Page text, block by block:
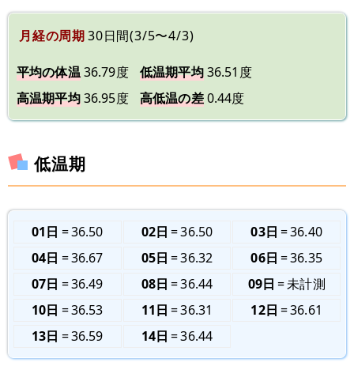
月経の周期30日間(3/5〜4/3)
平均の体温36.79度 低温期平均36.51度
高温期平均36.95度 高低温の差0.44度
低温期
01日 36.50 02日 36.50 03日
36.40
04日
36.67 05日 36.32 06日
36.35
07日
36.49 08日 36.44 09日
未計測
10日
36.53 11日 36.31 12日
36.61
13日
36.59 14日 36.44